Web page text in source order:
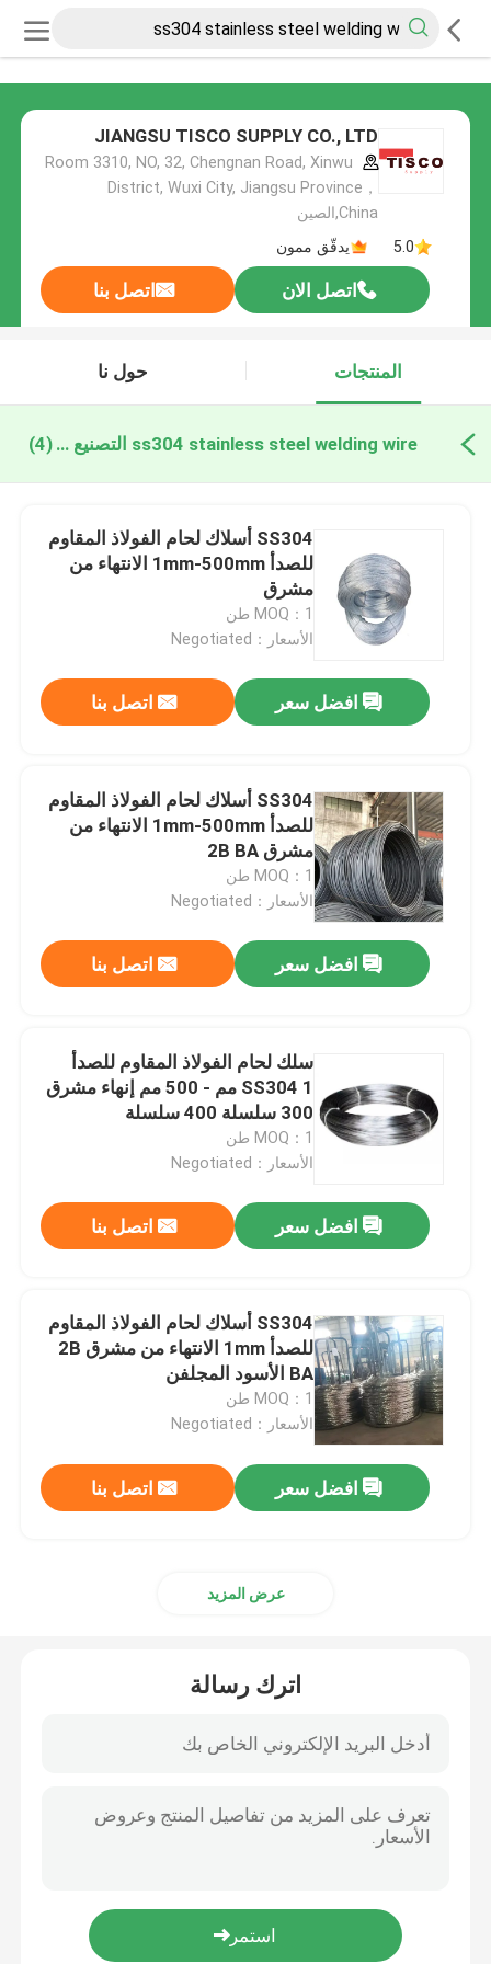
JIANGSU TISCO SUPPLY CO., LTD
Room 3310, NO, 32, Chengnan Road, Xinwu
District, Wuxi City, Jiangsu Province，
China,الصين
5.0
يدقّق ممون
اتصل الان اتصل بنا
المنتجات حول نا
ss304 stainless steel welding wire التصنيع عبر الإنترنت (4)
SS304 أسلاك لحام الفولاذ المقاوم
للصدأ 1mm-500mm الانتهاء من
مشرق
MOQ：1 طن
الأسعار：Negotiated
افضل سعر اتصل بنا
SS304 أسلاك لحام الفولاذ المقاوم
للصدأ 1mm-500mm الانتهاء من
مشرق 2B BA
MOQ：1 طن
الأسعار：Negotiated
افضل سعر اتصل بنا
سلك لحام الفولاذ المقاوم للصدأ
SS304 1 مم - 500 مم إنهاء مشرق
300 سلسلة 400 سلسلة
MOQ：1 طن
الأسعار：Negotiated
افضل سعر اتصل بنا
SS304 أسلاك لحام الفولاذ المقاوم
للصدأ 1mm الانتهاء من مشرق 2B
BA الأسود المجلفن
MOQ：1 طن
الأسعار：Negotiated
افضل سعر اتصل بنا
عرض المزيد
اترك رسالة